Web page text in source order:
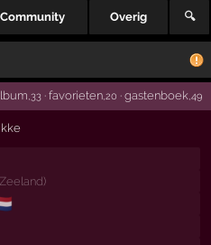
Community Overig 🔍
,33· favorieten,20 · gastenboek,49
ikke
)